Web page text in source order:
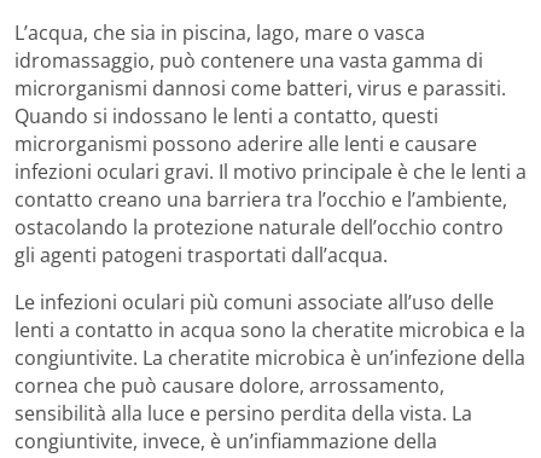
L’acqua, che sia in piscina, lago, mare o vasca
idromassaggio, può contenere una vasta gamma di
microrganismi dannosi come batteri, virus e parassiti.
Quando si indossano le lenti a contatto, questi
microrganismi possono aderire alle lenti e causare
infezioni oculari gravi. Il motivo principale è che le lenti a
contatto creano una barriera tra l’occhio e l’ambiente,
ostacolando la protezione naturale dell’occhio contro
gli agenti patogeni trasportati dall’acqua.
Le infezioni oculari più comuni associate all’uso delle
lenti a contatto in acqua sono la cheratite microbica e la
congiuntivite. La cheratite microbica è un’infezione della
cornea che può causare dolore, arrossamento,
sensibilità alla luce e persino perdita della vista. La
congiuntivite, invece, è un’infiammazione della